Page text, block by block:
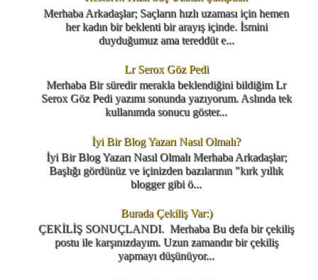
Merhaba Arkadaşlar; Saçların hızlı uzaması için hemen
her kadın bir beklenti bir arayış içinde. İsmini
duyduğumuz ama tereddüt e...
Lr Serox Göz Pedi
Merhaba Bir süredir merakla beklendiğini bildiğim Lr
Serox Göz Pedi yazımı sonunda yazıyorum. Aslında tek
kullanımda sonucu göster...
İyi Bir Blog Yazarı Nasıl Olmalı?
İyi Bir Blog Yazarı Nasıl Olmalı Merhaba Arkadaşlar;
Başlığı gördünüz ve içinizden bazılarının "kırk yıllık
blogger gibi ö...
Burada Çekiliş Var:)
ÇEKİLİŞ SONUÇLANDI. Merhaba Bu defa bir çekiliş
postu ile karşınızdayım. Uzun zamandır bir çekiliş
yapmayı düşünüyor...